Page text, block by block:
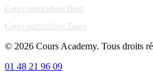
Cours particuliers Brest
Cours particuliers Tours
© 2026 Cours Academy. Tous droits
01 48 21 96 09